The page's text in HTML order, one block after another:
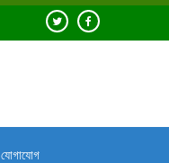
যোগাযোগ